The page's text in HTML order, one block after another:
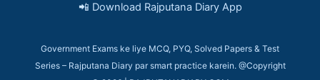
📲 Download Rajputana Diary App
Government Exams ke liye MCQ, PYQ, Solved Papers & Test
Series – Rajputana Diary par smart practice karein. @Copyright